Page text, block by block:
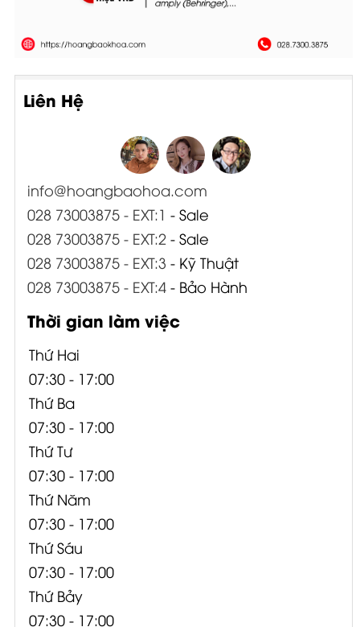
Liên Hệ
info@hoangbaohoa.com
028 73003875 - EXT:1 - Sale
028 73003875 - EXT:2- Sale
028 73003875 - EXT:3 - Kỹ Thuật
028 73003875 - EXT:4- Bảo Hành
Thời gian làm việc
Thứ Hai
07:30 - 17:00
Thứ Ba
07:30 - 17:00
Thứ Tư
07:30 - 17:00
Thứ Năm
07:30 - 17:00
Thứ Sáu
07:30 - 17:00
Thứ Bảy
07:30 - 17:00